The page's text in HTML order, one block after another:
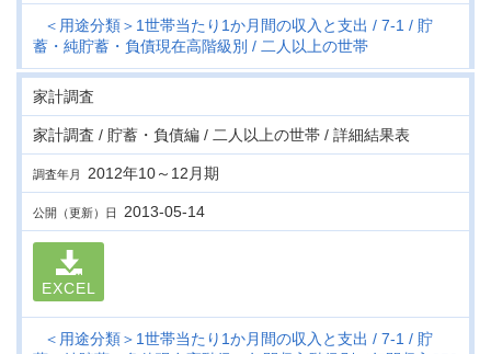
＜用途分類＞1世帯当たり1か月間の収入と支出 7-1
貯
蓄・純貯蓄・負債現在高階級別
二人以上の世帯
家計調査
家計調査 / 貯蓄・負債編 / 二人以上の世帯 / 詳細結果表
調査年月 2012年10～12月期
公開（更新）日 2013-05-14
EXCEL
＜用途分類＞1世帯当たり1か月間の収入と支出 7-1
貯